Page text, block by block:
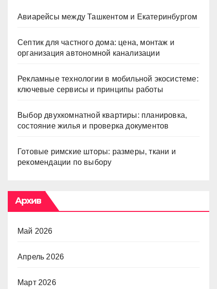
Авиарейсы между Ташкентом и Екатеринбургом
Септик для частного дома: цена, монтаж и
организация автономной канализации
Рекламные технологии в мобильной экосистеме:
ключевые сервисы и принципы работы
Выбор двухкомнатной квартиры: планировка,
состояние жилья и проверка документов
Готовые римские шторы: размеры, ткани и
рекомендации по выбору
Архив
Май 2026
Апрель 2026
Март 2026